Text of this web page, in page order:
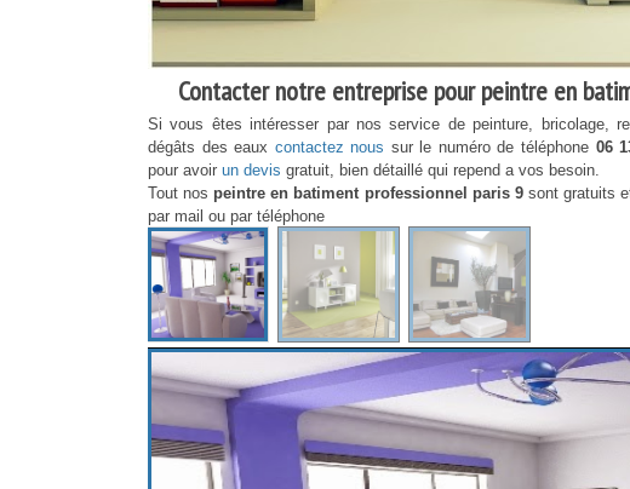
Contacter notre entreprise pour peintre en
Si vous êtes intéresser par nos service de peinture, bricolage,
dégâts des eaux contactez nous sur le numéro de téléphone 06
pour avoir un devis gratuit, bien détaillé qui repend a vos besoin.
Tout nos peintre en batiment professionnel paris 9 sont gratuits
par mail ou par téléphone